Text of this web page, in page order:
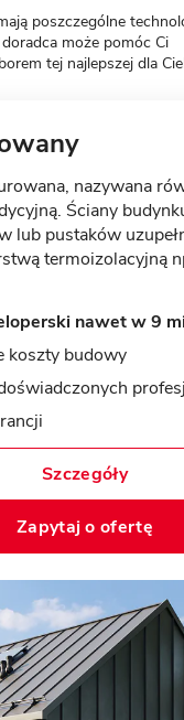
-
- dom parterowy
poszczególne
doradca może pomóc Ci
tej najlepszej dla
nazywana
Ściany
lub pustaków
termoizolacyjną
nawet w 9
koszty budowy
Szczegóły
Zapytaj o ofertę